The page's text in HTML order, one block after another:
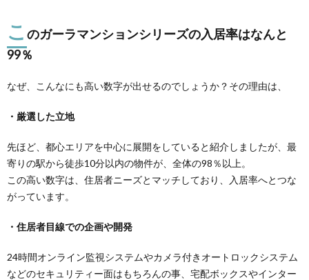
こ のガーラマンションシリーズの入居率はなんと
99％
なぜ、こんなにも高い数字が出せるのでしょうか？その理由は、
・厳選した立地
先ほど、都心エリアを中心に展開をしていると紹介しましたが、最
寄りの駅から徒歩10分以内の物件が、全体の98％以上。
この高い数字は、住居者ニーズとマッチしており、入居率へとつな
がっています。
・住居者目線での企画や開発
24時間オンライン監視システムやカメラ付きオートロックシステム
などのセキュリティー面はもちろんの事、宅配ボックスやインター